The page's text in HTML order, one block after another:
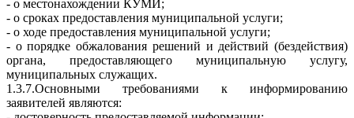
- о местонахождении КУМИ;
- о сроках предоставления муниципальной услуги;
- о ходе предоставления муниципальной услуги;
- о порядке обжалования решений и действий (бездействия)
органа, предоставляющего муниципальную услугу,
муниципальных служащих.
1.3.7.Основными требованиями к информированию
заявителей являются: